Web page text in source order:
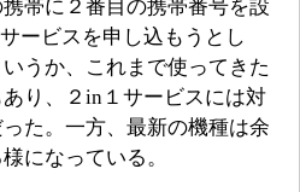
帯に２番目の携帯番号を設
ービスを申し込もうとし
うか、これまで使ってきた
り、２in１サービスには対
た。一方、最新の機種は余
になっている。